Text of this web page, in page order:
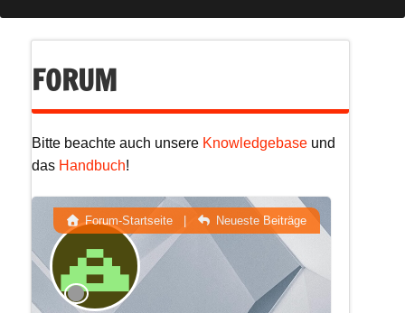
FORUM
Bitte beachte auch unsere Knowledgebase und
das Handbuch!
Forum-Startseite Neueste Beiträge